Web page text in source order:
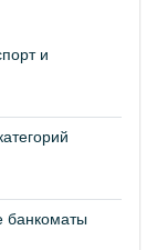
и
банкоматы